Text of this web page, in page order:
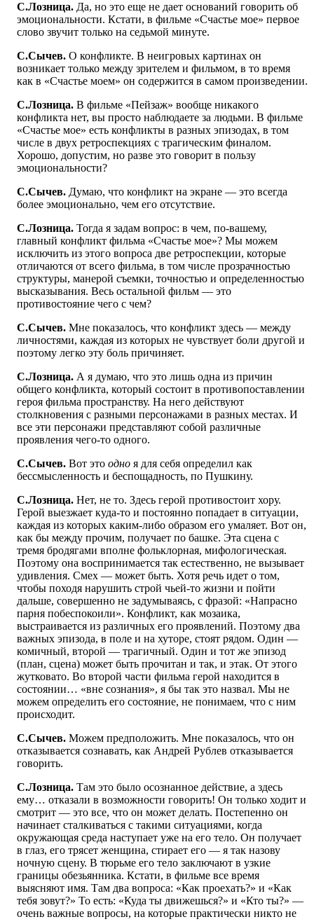
С.Лозница. Да, но это еще не дает оснований говорить об
эмоциональности. Кстати, в фильме «Счастье мое» первое
слово звучит только на седьмой минуте.
С.Сычев. О конфликте. В неигровых картинах он
возникает только между зрителем и фильмом, в то время
как в «Счастье моем» он содержится в самом произведении.
С.Лозница. В фильме «Пейзаж» вообще никакого
конфликта нет, вы просто наблюдаете за людьми. В фильме
«Счастье мое» есть конфликты в разных эпизодах, в том
числе в двух ретроспекциях с трагическим финалом.
Хорошо, допустим, но разве это говорит в пользу
эмоциональности?
С.Сычев. Думаю, что конфликт на экране — это всегда
более эмоционально, чем его отсутствие.
С.Лозница. Тогда я задам вопрос: в чем, по-вашему,
главный конфликт фильма «Счастье мое»? Мы можем
исключить из этого вопроса две ретроспекции, которые
отличаются от всего фильма, в том числе прозрачностью
структуры, манерой съемки, точностью и определенностью
высказывания. Весь остальной фильм — это
противостояние чего с чем?
С.Сычев. Мне показалось, что конфликт здесь — между
личностями, каждая из которых не чувствует боли другой и
поэтому легко эту боль причиняет.
С.Лозница. А я думаю, что это лишь одна из причин
общего конфликта, который состоит в противопоставлении
героя фильма пространству. На него действуют
столкновения с разными персонажами в разных местах. И
все эти персонажи представляют собой различные
проявления чего-то одного.
С.Сычев. Вот это одно я для себя определил как
бессмысленность и беспощадность, по Пушкину.
С.Лозница. Нет, не то. Здесь герой противостоит хору.
Герой выезжает куда-то и постоянно попадает в ситуации,
каждая из которых каким-либо образом его умаляет. Вот он,
как бы между прочим, получает по башке. Эта сцена с
тремя бродягами вполне фольклорная, мифологическая.
Поэтому она воспринимается так естественно, не вызывает
удивления. Смех — может быть. Хотя речь идет о том,
чтобы походя нарушить строй чьей-то жизни и пойти
дальше, совершенно не задумываясь, с фразой: «Напрасно
парня побеспокоили». Конфликт, как мозаика,
выстраивается из различных его проявлений. Поэтому два
важных эпизода, в поле и на хуторе, стоят рядом. Один —
комичный, второй — трагичный. Один и тот же эпизод
(план, сцена) может быть прочитан и так, и этак. От этого
жутковато. Во второй части фильма герой находится в
состоянии… «вне сознания», я бы так это назвал. Мы не
можем определить его состояние, не понимаем, что с ним
происходит.
С.Сычев. Можем предположить. Мне показалось, что он
отказывается сознавать, как Андрей Рублев отказывается
говорить.
С.Лозница. Там это было осознанное действие, а здесь
ему… отказали в возможности говорить! Он только ходит и
смотрит — это все, что он может делать. Постепенно он
начинает сталкиваться с такими ситуациями, когда
окружающая среда наступает уже на его тело. Он получает
в глаз, его трясет женщина, стирает его — я так назову
ночную сцену. В тюрьме его тело заключают в узкие
границы обезьянника. Кстати, в фильме все время
выясняют имя. Там два вопроса: «Как проехать?» и «Как
тебя зовут?» То есть: «Куда ты движешься?» и «Кто ты?» —
очень важные вопросы, на которые практически никто не